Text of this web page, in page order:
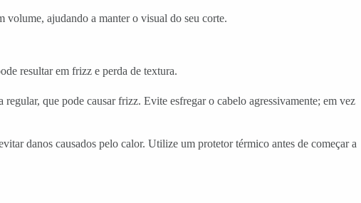
volume, ajudando a manter o visual do seu corte.
resultar em frizz e perda de textura.
que pode causar frizz. Evite esfregar o cabelo agressivamente; em vez
danos causados pelo calor. Utilize um protetor térmico antes de começar a